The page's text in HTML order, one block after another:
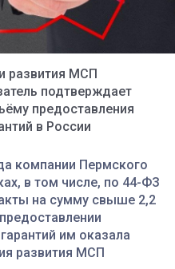
развития МСП
подтверждает
предоставления
в России
компании Пермского
в том числе, по 44-ФЗ
на сумму свыше 2,2
им оказала
развития МСП